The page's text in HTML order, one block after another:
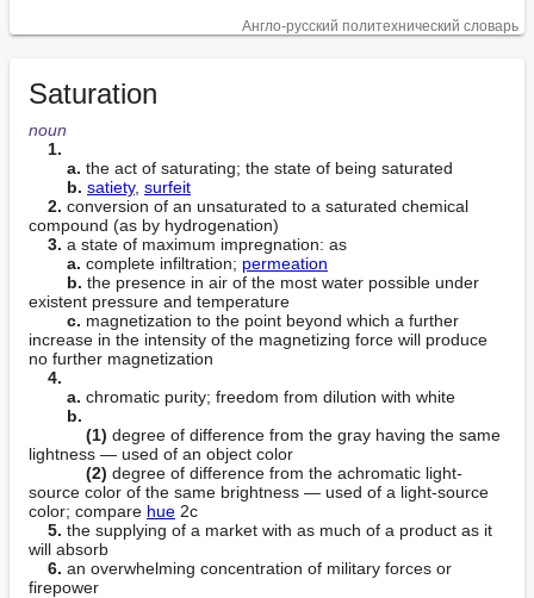
Англо-русский политехнический словарь
Saturation
noun
1.
a. the act of saturating; the state of being saturated
b. satiety, surfeit
2. conversion of an unsaturated to a saturated chemical
compound (as by hydrogenation)
3. a state of maximum impregnation: as
a. complete infiltration; permeation
b. the presence in air of the most water possible under
existent pressure and temperature
c. magnetization to the point beyond which a further
increase in the intensity of the magnetizing force will produce
no further magnetization
4.
a. chromatic purity; freedom from dilution with white
b.
(1) degree of difference from the gray having the same
lightness — used of an object color
(2) degree of difference from the achromatic light-
source color of the same brightness — used of a light-source
color; compare hue 2c
5. the supplying of a market with as much of a product as it
will absorb
6. an overwhelming concentration of military forces or
firepower